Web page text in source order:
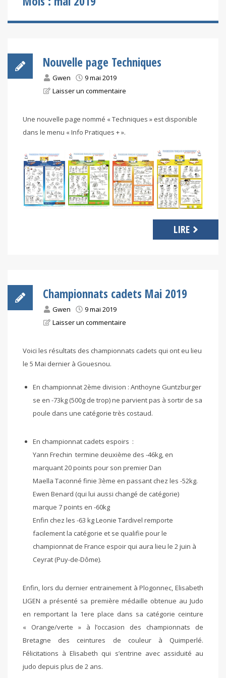
Nouvelle page Techniques
Gwen
9 mai 2019
Laisser un commentaire
Une nouvelle page nommé « Techniques » est disponible
dans le menu « Info Pratiques + ».
LIRE
Championnats cadets Mai 2019
Gwen
9 mai 2019
Laisser un commentaire
Voici les résultats des championnats cadets qui ont eu lieu
le 5 Mai dernier à Gouesnou.
En championnat 2ème division : Anthoyne Guntzburger
se en -73kg (500g de trop) ne parvient pas à sortir de sa
poule dans une catégorie très costaud.
En championnat cadets espoirs :
Yann Frechin termine deuxième des -46kg, en
marquant 20 points pour son premier Dan
Maella Taconné finie 3ème en passant chez les -52kg.
Ewen Benard (qui lui aussi changé de catégorie)
marque 7 points en -60kg
Enfin chez les -63 kg Leonie Tardivel remporte
facilement la catégorie et se qualifie pour le
championnat de France espoir qui aura lieu le 2 juin à
Ceyrat (Puy-de-Dôme).
Enfin, lors du dernier entrainement à Plogonnec, Elisabeth
LIGEN a présenté sa première médaille obtenue au Judo
en remportant la 1ere place dans sa catégorie ceinture
« Orange/verte » à l’occasion des championnats de
Bretagne des ceintures de couleur à Quimperlé.
Félicitations à Elisabeth qui s’entrine avec assiduité au
judo depuis plus de 2 ans.